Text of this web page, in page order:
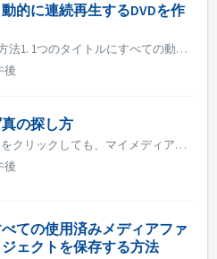
的に連続再生するDVDを作
2つの方法があります。 方法1. 1つのタイトルにすべての動画ファイルを追加する。 編集画面で、自動的に連続再生させたいすべての動画ファイルをタイムラインに読み込みます。 次へのボタンをクリックして、DVDに書き込みます。 方法 2. タイトルに「End Action」を設定する...
後
の探し方
スナップショットボタンをクリックしても、マイメディアにスナップショット画像が表示されない場合があります。その場合は、以下の方法で確認してください。 1. ヘッドバーの「オプション」をクリックします。 2. アプリケーションの設定」をクリックします。 3. 保存タブでスナップショット画像のパスを確認します。...
後
べての使用済みメディアファ
ェクトを保存する方法